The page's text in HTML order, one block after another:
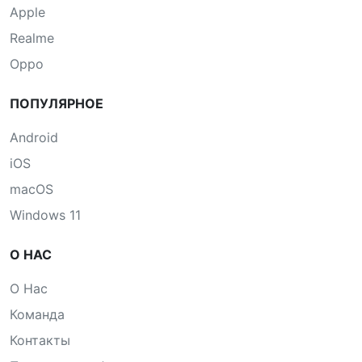
Apple
Realme
Oppo
ПОПУЛЯРНОЕ
Android
iOS
macOS
Windows 11
О НАС
О Нас
Команда
Контакты